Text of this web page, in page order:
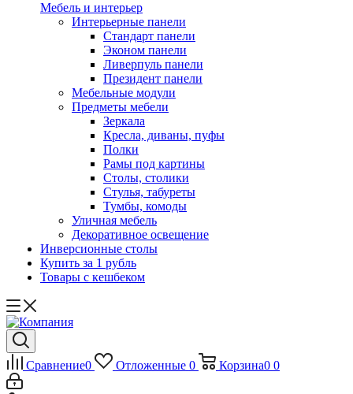
Мебель и интерьер
Интерьерные панели
Стандарт панели
Эконом панели
Ливерпуль панели
Президент панели
Мебельные модули
Предметы мебели
Зеркала
Кресла, диваны, пуфы
Полки
Рамы под картины
Столы, столики
Стулья, табуреты
Тумбы, комоды
Уличная мебель
Декоративное освещение
Инверсионные столы
Купить за 1 рубль
Товары с кешбеком
Сравнение0 Отложенные 0 Корзина0 0